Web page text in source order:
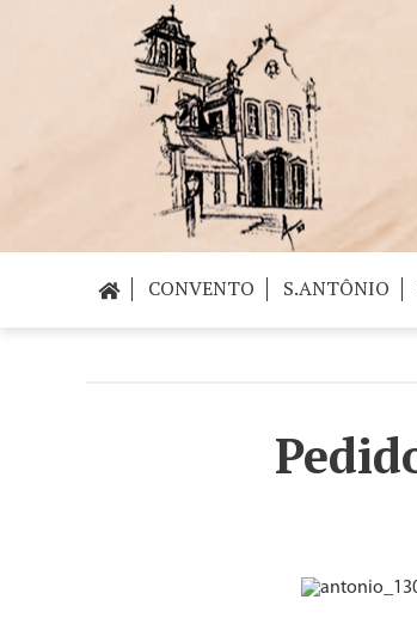
CONVENTO S.ANTÔNIO